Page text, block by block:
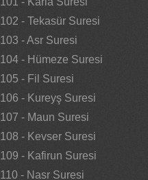
102 - Tekasür Suresi
103 - Asr Suresi
104 - Hümeze Suresi
105 - Fil Suresi
106 - Kureyş Suresi
107 - Maun Suresi
108 - Kevser Suresi
109 - Kafirun Suresi
110 - Nasr Suresi